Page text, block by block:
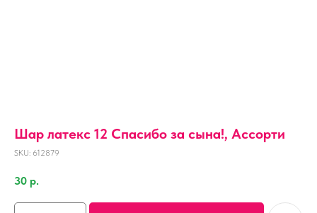
Шар латекс 12 Спасибо за сына!, Ассорти
SKU: 612879
30 р.